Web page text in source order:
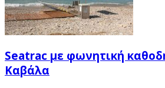
Seatrac με φωνητική
Καβάλα